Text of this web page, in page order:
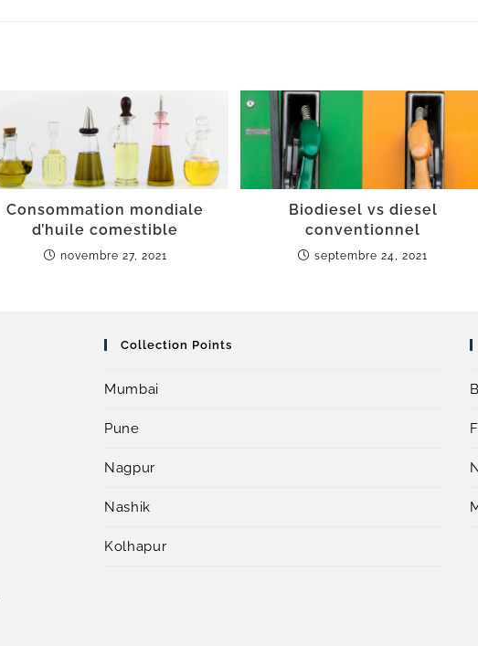
Consommation mondiale
d’huile comestible
novembre 27, 2021
Biodiesel vs diesel
conventionnel
septembre 24, 2021
Collection Points
Mumbai
Pune
Nagpur
Nashik
Kolhapur